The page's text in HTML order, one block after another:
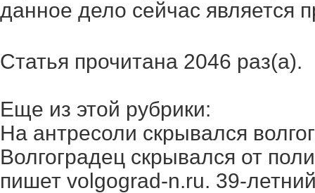
данное дело сейчас является
Статья прочитана 2046 раз(a).
Еще из этой рубрики:
На антресоли скрывался
Волгоградец скрывался от
пишет volgograd-n.ru. 39-